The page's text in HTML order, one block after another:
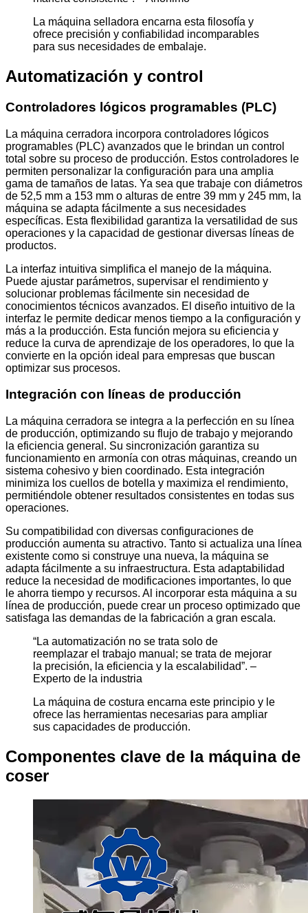
La máquina selladora encarna esta filosofía y
ofrece precisión y confiabilidad incomparables
para sus necesidades de embalaje.
Automatización y control
Controladores lógicos programables (PLC)
La máquina cerradora incorpora controladores lógicos
programables (PLC) avanzados que le brindan un control
total sobre su proceso de producción. Estos controladores le
permiten personalizar la configuración para una amplia
gama de tamaños de latas. Ya sea que trabaje con diámetros
de 52,5 mm a 153 mm o alturas de entre 39 mm y 245 mm, la
máquina se adapta fácilmente a sus necesidades
específicas. Esta flexibilidad garantiza la versatilidad de sus
operaciones y la capacidad de gestionar diversas líneas de
productos.
La interfaz intuitiva simplifica el manejo de la máquina.
Puede ajustar parámetros, supervisar el rendimiento y
solucionar problemas fácilmente sin necesidad de
conocimientos técnicos avanzados. El diseño intuitivo de la
interfaz le permite dedicar menos tiempo a la configuración y
más a la producción. Esta función mejora su eficiencia y
reduce la curva de aprendizaje de los operadores, lo que la
convierte en la opción ideal para empresas que buscan
optimizar sus procesos.
Integración con líneas de producción
La máquina cerradora se integra a la perfección en su línea
de producción, optimizando su flujo de trabajo y mejorando
la eficiencia general. Su sincronización garantiza su
funcionamiento en armonía con otras máquinas, creando un
sistema cohesivo y bien coordinado. Esta integración
minimiza los cuellos de botella y maximiza el rendimiento,
permitiéndole obtener resultados consistentes en todas sus
operaciones.
Su compatibilidad con diversas configuraciones de
producción aumenta su atractivo. Tanto si actualiza una línea
existente como si construye una nueva, la máquina se
adapta fácilmente a su infraestructura. Esta adaptabilidad
reduce la necesidad de modificaciones importantes, lo que
le ahorra tiempo y recursos. Al incorporar esta máquina a su
línea de producción, puede crear un proceso optimizado que
satisfaga las demandas de la fabricación a gran escala.
“La automatización no se trata solo de
reemplazar el trabajo manual; se trata de mejorar
la precisión, la eficiencia y la escalabilidad”. –
Experto de la industria
La máquina de costura encarna este principio y le
ofrece las herramientas necesarias para ampliar
sus capacidades de producción.
Componentes clave de la máquina de
coser